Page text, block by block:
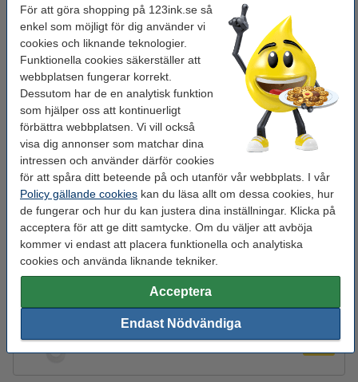
För att göra shopping på 123ink.se så
enkel som möjligt för dig använder vi
cookies och liknande teknologier.
Funktionella cookies säkerställer att
webbplatsen fungerar korrekt.
Dessutom har de en analytisk funktion
som hjälper oss att kontinuerligt
förbättra webbplatsen. Vi vill också
visa dig annonser som matchar dina
intressen och använder därför cookies
för att spåra ditt beteende på och utanför vår webbplats. I vår
Policy gällande cookies kan du läsa allt om dessa cookies, hur
de fungerar och hur du kan justera dina inställningar. Klicka på
acceptera för att ge ditt samtycke. Om du väljer att avböja
kommer vi endast att placera funktionella och analytiska
cookies och använda liknande tekniker.
Acceptera
Endast Nödvändiga
Glöm inte att beställa grenuttag och förlängningssladd!
Grenuttag 2m | 5 uttag + USB | svart | 123ink
215 kr
​​​​​​​​​​​​​​​​​​​​​Förlängningssladd 10m svart (utomhus)
295 kr
Glöm inte att beställa!
Vinda för ljusslingor | svart
30 kr
Öppningsbara buntband för ljusslingor | 10st